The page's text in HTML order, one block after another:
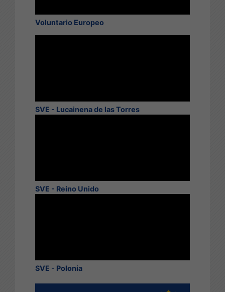
Voluntario Europeo
SVE - Lucainena de las Torres
SVE - Reino Unido
SVE - Polonia